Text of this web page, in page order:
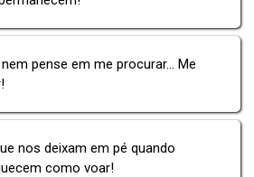
pense em me procurar… Me
nos deixam em pé quando
como voar!